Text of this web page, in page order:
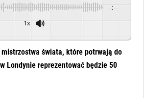
-:--
1x
świata, które potrwają do
Londynie reprezentować będzie 50